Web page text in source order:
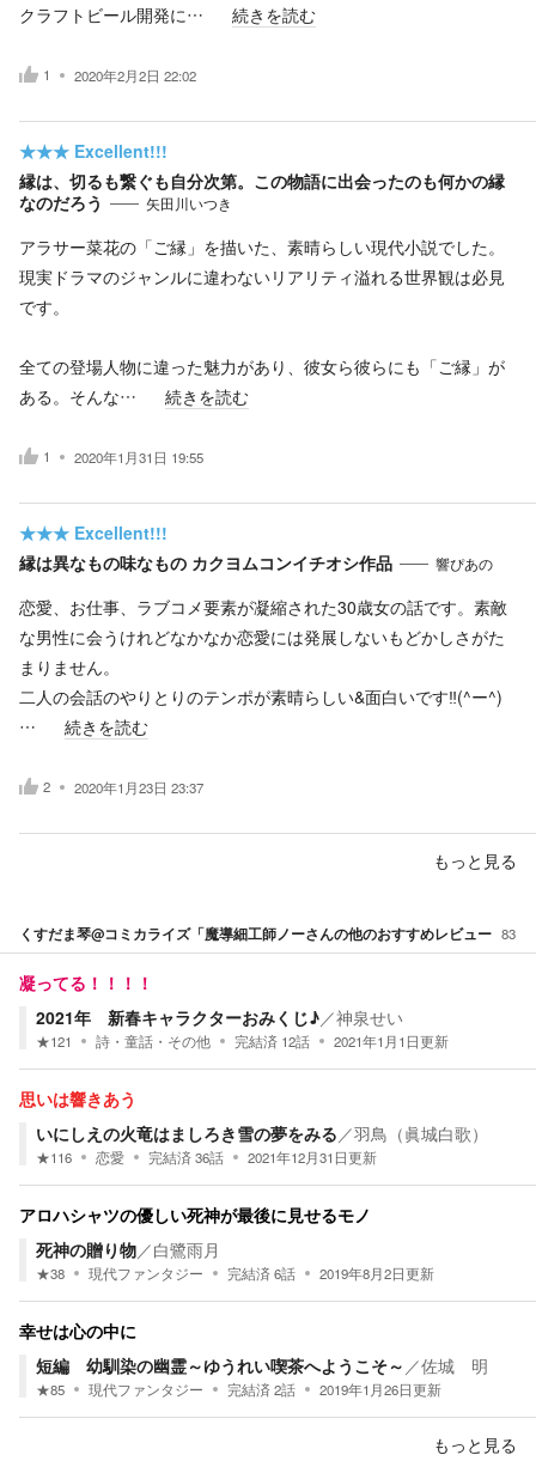
クラフトビール開発に…
続きを読む
1 2020年2月2日 22:02
★★★ Excellent!!!
縁は、切るも繋ぐも自分次第。この物語に出会ったのも何かの縁
なのだろう
矢田川いつき
アラサー菜花の「ご縁」を描いた、素晴らしい現代小説でした。
現実ドラマのジャンルに違わないリアリティ溢れる世界観は必見
です。
全ての登場人物に違った魅力があり、彼女ら彼らにも「ご縁」が
ある。そんな…
続きを読む
1 2020年1月31日 19:55
★★★ Excellent!!!
縁は異なもの味なもの カクヨムコンイチオシ作品
響ぴあの
恋愛、お仕事、ラブコメ要素が凝縮された30歳女の話です。素敵
な男性に会うけれどなかなか恋愛には発展しないもどかしさがた
まりません。
二人の会話のやりとりのテンポが素晴らしい&面白いです‼(^ー^)
…
続きを読む
2 2020年1月23日 23:37
もっと見る
くすだま琴@コミカライズ「魔導細工師ノーさんの他のおすすめレビュー 83
凝ってる！！！！
2021年 新春キャラクターおみくじ♪／神泉せい
★121 詩・童話・その他 完結済 12話 2021年1月1日更新
思いは響きあう
いにしえの火竜はましろき雪の夢をみる ／羽鳥（眞城白歌）
★116 恋愛 完結済36話 2021年12月31日更新
アロハシャツの優しい死神が最後に見せるモノ
死神の贈り物／白鷺雨月
★38 現代ファンタジー 完結済6話 2019年8月2日更新
幸せは心の中に
短編 幼馴染の幽霊～ゆうれい喫茶へようこそ～ ／佐城 明
★85 現代ファンタジー 完結済2話 2019年1月26日更新
もっと見る